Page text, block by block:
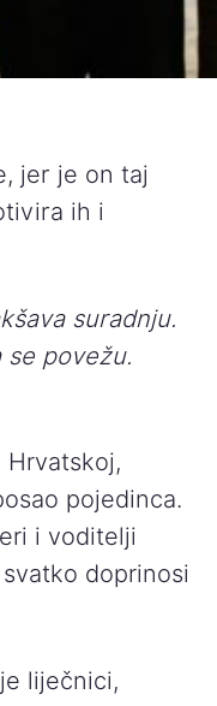
jer je on taj
ih i
suradnju.
se povežu.
Hrvatskoj,
pojedinca.
i voditelji
doprinosi
liječnici,